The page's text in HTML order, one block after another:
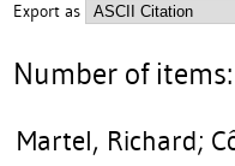
Export as
Number of
Martel, Richard;